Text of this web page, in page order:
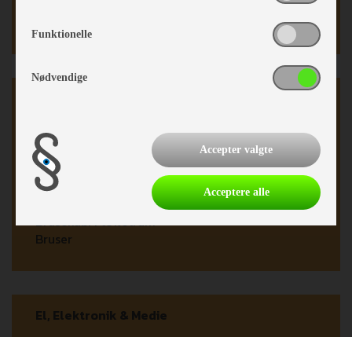
2 gasblus
Affaldsspand
Toiletrum
Thetford toilet
Brusekab. i toiletrum
Bruser
El, Elektronik & Medie
Funktionelle
Nødvendige
Accepter valgte
Acceptere alle